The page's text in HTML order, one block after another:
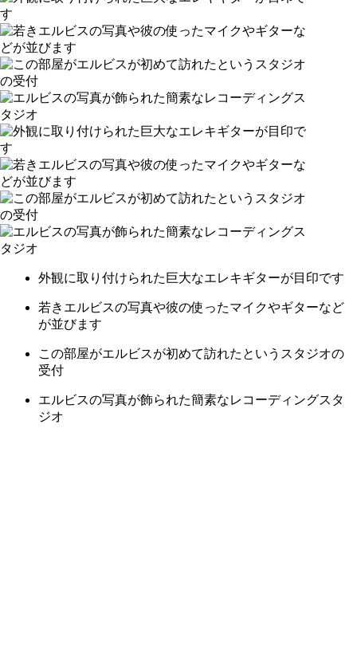
外観に取り付けられた巨大なエレキギターが目印です
若きエルビスの写真や彼の使ったマイクやギターなど
が並びます
この部屋がエルビスが初めて訪れたというスタジオの
受付
エルビスの写真が飾られた簡素なレコーディングスタ
ジオ